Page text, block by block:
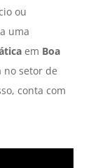
ou
uma
em Boa
setor de
conta com